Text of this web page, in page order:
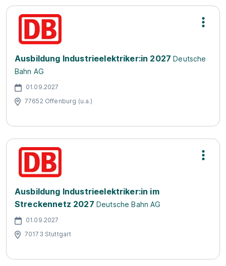
Ausbildung Industrieelektriker:in 2027 Deutsche
Bahn AG
01.09.2027
77652 Offenburg (u.a.)
Ausbildung Industrieelektriker:in im
Streckennetz 2027 Deutsche Bahn AG
01.09.2027
70173 Stuttgart